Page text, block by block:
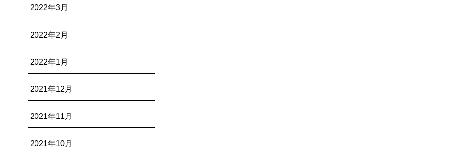
2022年3月
2022年2月
2022年1月
2021年12月
2021年11月
2021年10月